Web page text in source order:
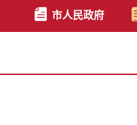
市人民政府